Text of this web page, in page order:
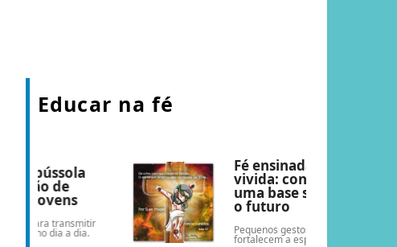
Educar na fé
Fé ensinada, fé
vivida: construindo
uma base sólida para
o futuro
Pequenos gestos diários que
fortalecem a espiritualidade em